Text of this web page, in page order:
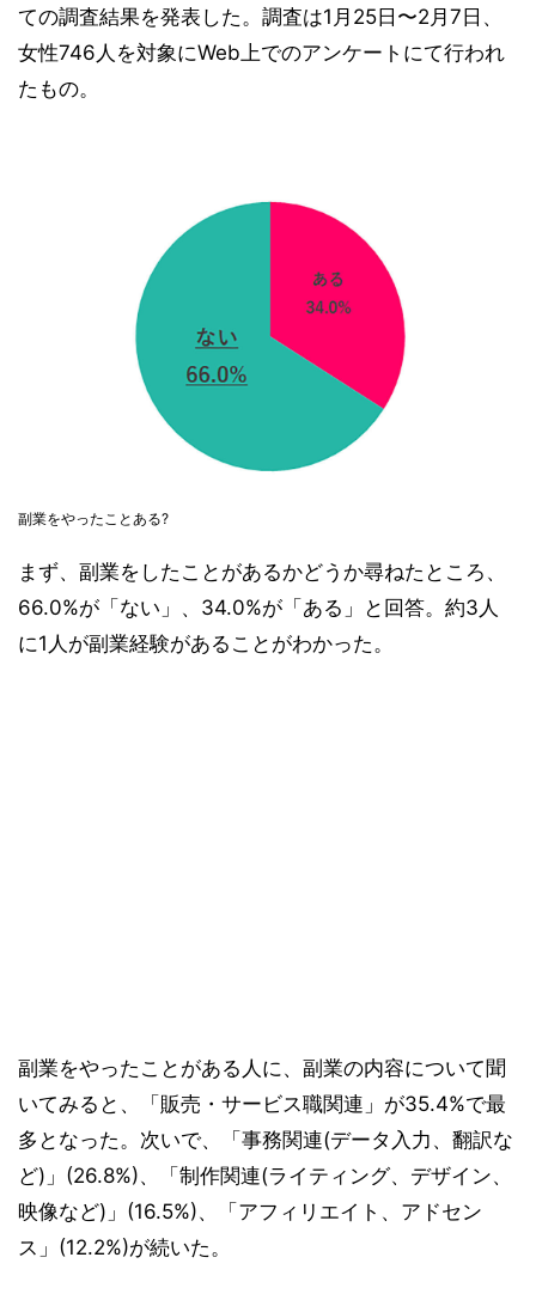
ての調査結果を発表した。調査は1月25日〜2月7日、
女性746人を対象にWeb上でのアンケートにて行われ
たもの。
副業をやったことある?
まず、副業をしたことがあるかどうか尋ねたところ、
66.0%が「ない」、34.0%が「ある」と回答。約3人
に1人が副業経験があることがわかった。
副業をやったことがある人に、副業の内容について聞
いてみると、「販売・サービス職関連」が35.4%で最
多となった。次いで、「事務関連(データ入力、翻訳な
ど)」(26.8%)、「制作関連(ライティング、デザイン、
映像など)」(16.5%)、「アフィリエイト、アドセン
ス」(12.2%)が続いた。